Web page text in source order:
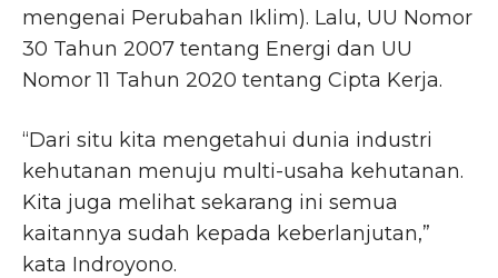
mengenai Perubahan Iklim). Lalu, UU Nomor
30 Tahun 2007 tentang Energi dan UU
Nomor 11 Tahun 2020 tentang Cipta Kerja.
“Dari situ kita mengetahui dunia industri
kehutanan menuju multi-usaha kehutanan.
Kita juga melihat sekarang ini semua
kaitannya sudah kepada keberlanjutan,”
kata Indroyono.